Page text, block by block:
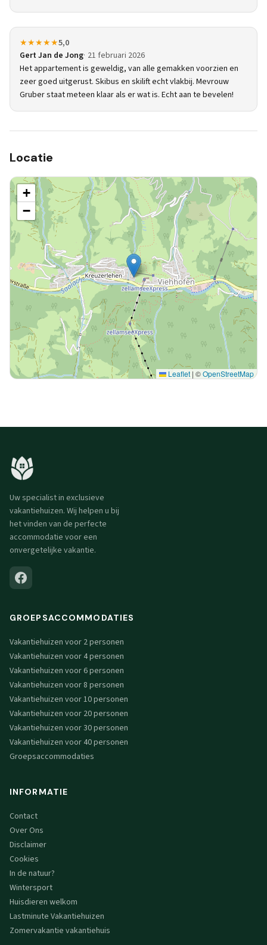
★★★★★5,0
Gert Jan de Jong 21 februari 2026
Het appartement is geweldig, van alle gemakken voorzien en
zeer goed uitgerust. Skibus en skilift echt vlakbij. Mevrouw
Gruber staat meteen klaar als er wat is. Echt aan te bevelen!
Locatie
+
−
Leaflet | ©OpenStreetMap
Uw specialist in exclusieve
vakantiehuizen. Wij helpen u bij
het vinden van de perfecte
accommodatie voor een
onvergetelijke vakantie.
GROEPSACCOMMODATIES
Vakantiehuizen voor 2 personen
Vakantiehuizen voor 4 personen
Vakantiehuizen voor 6 personen
Vakantiehuizen voor 8 personen
Vakantiehuizen voor 10 personen
Vakantiehuizen voor 20 personen
Vakantiehuizen voor 30 personen
Vakantiehuizen voor 40 personen
Groepsaccommodaties
INFORMATIE
Contact
Over Ons
Disclaimer
Cookies
In de natuur?
Wintersport
Huisdieren welkom
Lastminute Vakantiehuizen
Zomervakantie vakantiehuis